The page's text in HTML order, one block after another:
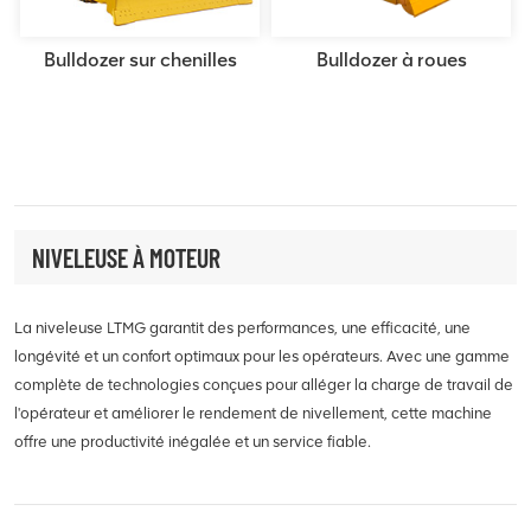
Bulldozer sur chenilles Bulldozer à roues
NIVELEUSE À MOTEUR
La niveleuse LTMG garantit des performances, une efficacité, une
longévité et un confort optimaux pour les opérateurs. Avec une gamme
complète de technologies conçues pour alléger la charge de travail de
l'opérateur et améliorer le rendement de nivellement, cette machine
offre une productivité inégalée et un service fiable.